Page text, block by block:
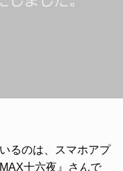
るのは、スマホアプ
十六夜』さんで